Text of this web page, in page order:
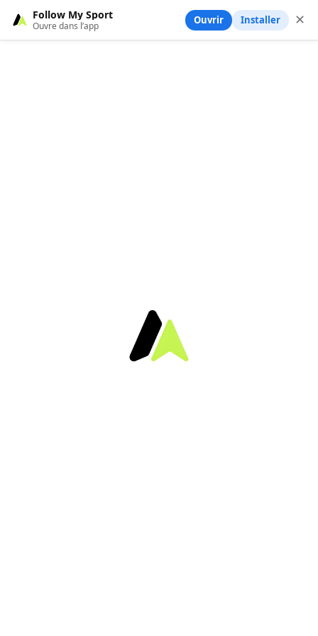
Follow My Sport
Ouvre dans l’app Ouvrir Installer ✕